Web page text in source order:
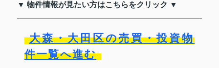
▼ 物件情報が見たい方はこちらをクリック ▼
大森・大田区の売買・投資物
件一覧へ進む